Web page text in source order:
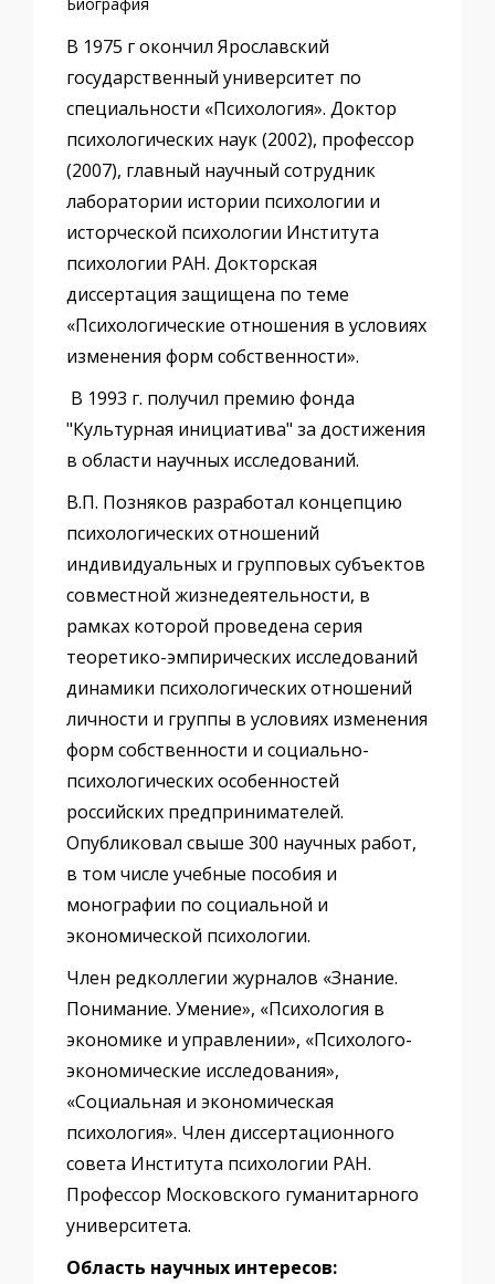
В 1975 г окончил Ярославский
государственный университет по
специальности «Психология». Доктор
психологических наук (2002), профессор
(2007), главный научный сотрудник
лаборатории истории психологии и
исторческой психологии Института
психологии РАН. Докторская
диссертация защищена по теме
«Психологические отношения в условиях
изменения форм собственности».
В 1993 г. получил премию фонда
"Культурная инициатива" за достижения
в области научных исследований.
В.П. Позняков разработал концепцию
психологических отношений
индивидуальных и групповых субъектов
совместной жизнедеятельности, в
рамках которой проведена серия
теоретико-эмпирических исследований
динамики психологических отношений
личности и группы в условиях изменения
форм собственности и социально-
психологических особенностей
российских предпринимателей.
Опубликовал свыше 300 научных работ,
в том числе учебные пособия и
монографии по социальной и
экономической психологии.
Член редколлегии журналов «Знание.
Понимание. Умение», «Психология в
экономике и управлении», «Психолого-
экономические исследования»,
«Социальная и экономическая
психология». Член диссертационного
совета Института психологии РАН.
Профессор Московского гуманитарного
университета.
Область научных интересов: